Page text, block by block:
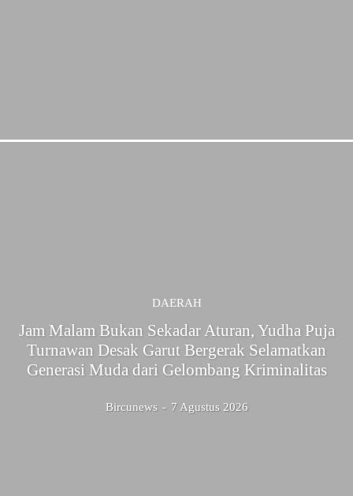
DAERAH
Jam Malam Bukan Sekadar Aturan, Yudha Puja
Turnawan Desak Garut Bergerak Selamatkan
Generasi Muda dari Gelombang Kriminalitas
Bircunews - 7 Agustus 2026